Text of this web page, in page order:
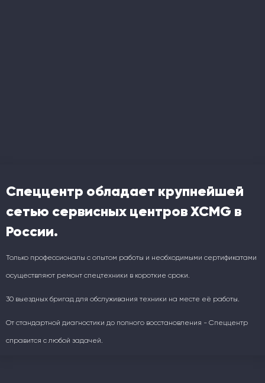
Спеццентр обладает крупнейшей
сетью сервисных центров XCMG в
России.
Только профессионалы с опытом работы и необходимыми сертификатами
осуществляют ремонт спецтехники в короткие сроки.
30 выездных бригад для обслуживания техники на месте её работы.
От стандартной диагностики до полного восстановления - Спеццентр
справится с любой задачей.